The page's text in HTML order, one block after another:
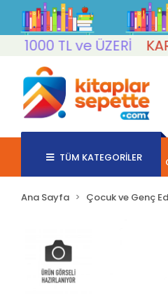
TL ve ÜZERİ
TÜM KATEGORİLER
Ana Sayfa Çocuk ve Genç